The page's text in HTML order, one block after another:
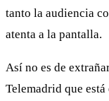
tanto la audiencia
atenta a la pantalla.
Así no es de
Telemadrid que